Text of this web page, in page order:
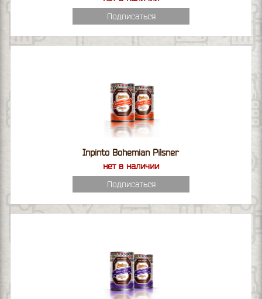
Подписаться
Inpinto Bohemian Pilsner
нет в наличии
Подписаться